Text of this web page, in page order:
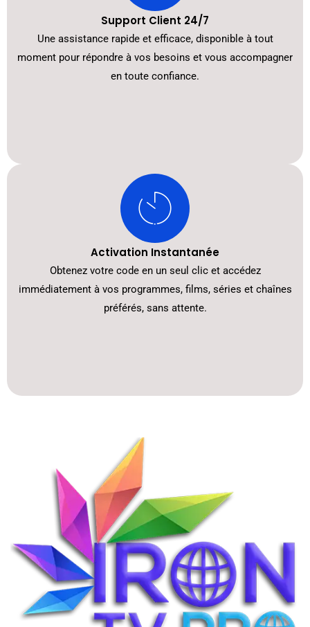
Support Client 24/7
Une assistance rapide et efficace, disponible à tout
moment pour répondre à vos besoins et vous accompagner
en toute confiance.
Activation Instantanée
Obtenez votre code en un seul clic et accédez
immédiatement à vos programmes, films, séries et chaînes
préférés, sans attente.